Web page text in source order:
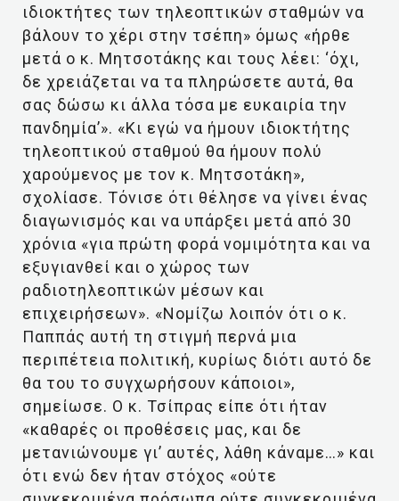
ιδιοκτήτες των τηλεοπτικών σταθμών να
βάλουν το χέρι στην τσέπη» όμως «ήρθε
μετά ο κ. Μητσοτάκης και τους λέει: ‘όχι,
δε χρειάζεται να τα πληρώσετε αυτά, θα
σας δώσω κι άλλα τόσα με ευκαιρία την
πανδημία’». «Κι εγώ να ήμουν ιδιοκτήτης
τηλεοπτικού σταθμού θα ήμουν πολύ
χαρούμενος με τον κ. Μητσοτάκη»,
σχολίασε. Τόνισε ότι θέλησε να γίνει ένας
διαγωνισμός και να υπάρξει μετά από 30
χρόνια «για πρώτη φορά νομιμότητα και να
εξυγιανθεί και ο χώρος των
ραδιοτηλεοπτικών μέσων και
επιχειρήσεων». «Νομίζω λοιπόν ότι ο κ.
Παππάς αυτή τη στιγμή περνά μια
περιπέτεια πολιτική, κυρίως διότι αυτό δε
θα του το συγχωρήσουν κάποιοι»,
σημείωσε. Ο κ. Τσίπρας είπε ότι ήταν
«καθαρές οι προθέσεις μας, και δε
μετανιώνουμε γι’ αυτές, λάθη κάναμε…» και
ότι ενώ δεν ήταν στόχος «ούτε